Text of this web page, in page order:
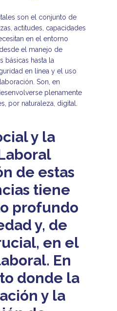
son el conjunto de
actitudes, capacidades
en el entorno
el manejo de
básicas hasta la
en línea y el uso
Son, en
plenamente
por naturaleza, digital.
y la
de estas
tiene
profundo
y, de
en el
En
donde la
y la